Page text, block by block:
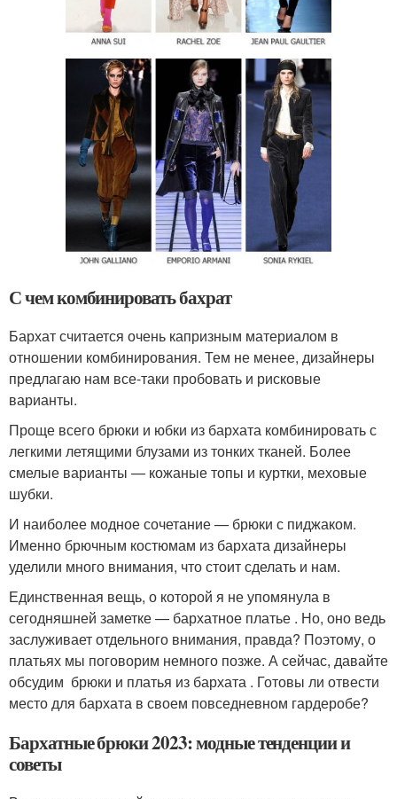
С чем комбинировать бахрат
Бархат считается очень капризным материалом в
отношении комбинирования. Тем не менее, дизайнеры
предлагаю нам все-таки пробовать и рисковые
варианты.
Проще всего брюки и юбки из бархата комбинировать с
легкими летящими блузами из тонких тканей. Более
смелые варианты — кожаные топы и куртки, меховые
шубки.
И наиболее модное сочетание — брюки с пиджаком.
Именно брючным костюмам из бархата дизайнеры
уделили много внимания, что стоит сделать и нам.
Единственная вещь, о которой я не упомянула в
сегодняшней заметке — бархатное платье . Но, оно ведь
заслуживает отдельного внимания, правда? Поэтому, о
платьях мы поговорим немного позже. А сейчас, давайте
обсудим брюки и платья из бархата . Готовы ли отвести
место для бархата в своем повседневном гардеробе?
Бархатные брюки 2023: модные тенденции и
советы